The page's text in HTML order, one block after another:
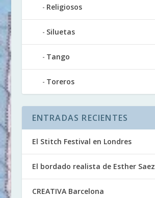
Religiosos
Siluetas
Tango
Toreros
ENTRADAS RECIENTES
El Stitch Festival en Londres
El bordado realista de Esther Saez
CREATIVA Barcelona